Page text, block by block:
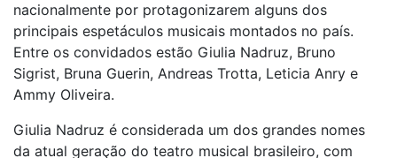
nacionalmente por protagonizarem alguns dos
principais espetáculos musicais montados no país.
Entre os convidados estão Giulia Nadruz, Bruno
Sigrist, Bruna Guerin, Andreas Trotta, Leticia Anry e
Ammy Oliveira.
Giulia Nadruz é considerada um dos grandes nomes
da atual geração do teatro musical brasileiro, com